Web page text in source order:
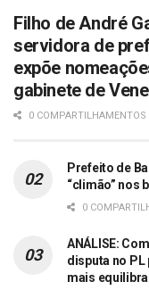
Filho de André
servidora de
expõe
gabinete de
0 COMPARTILHAMENTOS
Prefeito de
“climão” nos
0
ANÁLISE:
disputa no
mais